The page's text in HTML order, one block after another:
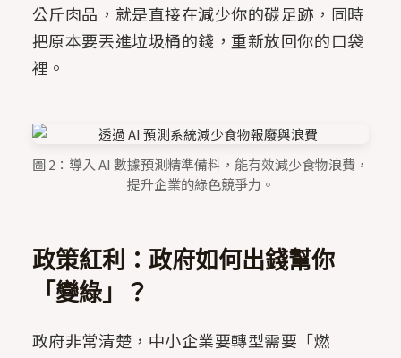
公斤肉品，就是直接在減少你的碳足跡，同時
把原本要丟進垃圾桶的錢，重新放回你的口袋
裡。
圖 2：導入 AI 數據預測精準備料，能有效減少食物浪費，
提升企業的綠色競爭力。
政策紅利：政府如何出錢幫你
「變綠」？
政府非常清楚，中小企業要轉型需要「燃